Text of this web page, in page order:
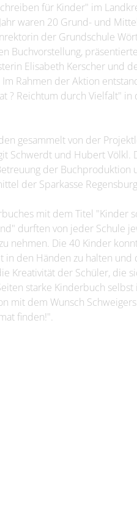
für Kinder" im
waren 20 Grund- und
der Grundschule
Buchvorstellung,
Elisabeth Kerscher und
Rahmen der Aktion
? Reichtum durch Vielfalt"
gesammelt von der
Schwerdt und Hubert Völkl.
der Buchproduktion
der Sparkasse
mit dem Titel "Kinder
durften von jeder Schule
nehmen. Die 40 Kinder
den Händen zu halten und
Kreativität der Schüler, die
starke Kinderbuch
mit dem Wunsch
finden!".